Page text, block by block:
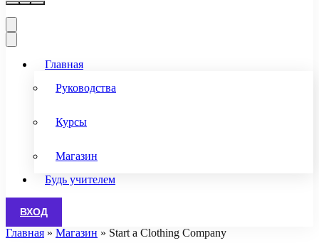
Главная
Руководства
Курсы
Магазин
Будь учителем
ВХОД
Главная » Магазин » Start a Clothing Company